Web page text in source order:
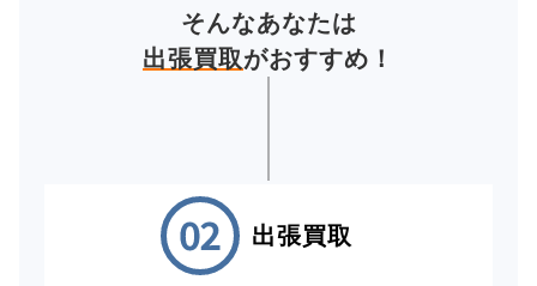
そんなあなたは
出張買取がおすすめ！
出張買取